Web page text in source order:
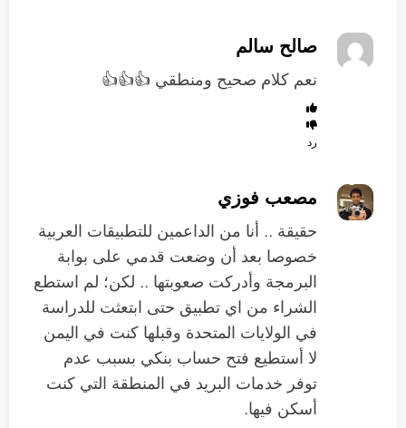
صالح سالم
نعم كلام صحيح ومنطقي 👍👍👍
رد
مصعب فوزي
حقيقة .. أنا من الداعمين للتطبيقات العربية
خصوصا بعد أن وضعت قدمي على بوابة
البرمجة وأدركت صعوبتها .. لكن؛ لم استطع
الشراء من اي تطبيق حتى ابتعثت للدراسة
في الولايات المتحدة وقبلها كنت في اليمن
لا أستطيع فتح حساب بنكي بسبب عدم
توفر خدمات البريد في المنطقة التي كنت
أسكن فيها.